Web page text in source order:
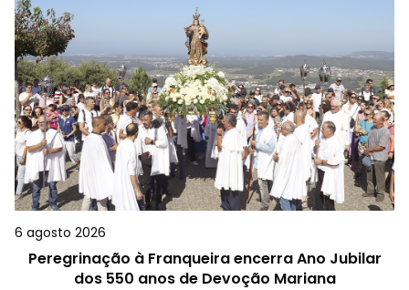
6 agosto 2026
Peregrinação à Franqueira encerra Ano Jubilar
dos 550 anos de Devoção Mariana